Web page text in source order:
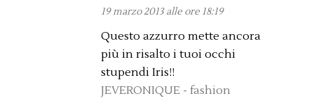
19 marzo 2013 alle ore 18:19
Questo azzurro mette ancora
più in risalto i tuoi occhi
stupendi Iris!!
JEVERONIQUE - fashion